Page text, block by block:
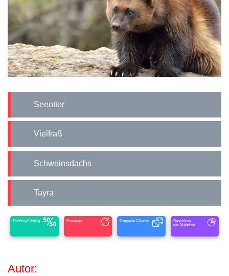
Seeotter
Vielfraß
Schweinsdachs
Tayra
Fünfzig-Fünfzig Ersetzen Doppelte Chance
Beschluss
der Mehrheit
Autor: